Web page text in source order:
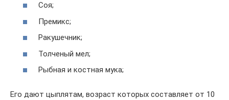
Соя;
Премикс;
Ракушечник;
Толченый мел;
Рыбная и костная мука;
Его дают цыплятам, возраст которых составляет от 10